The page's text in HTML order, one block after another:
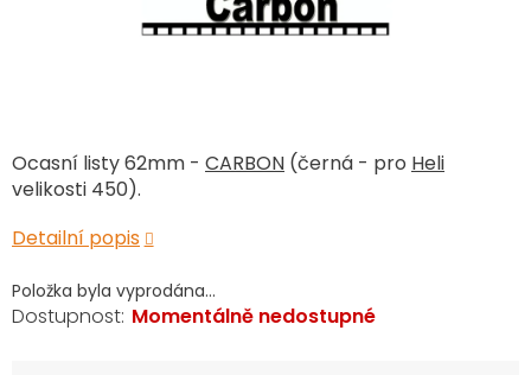
Položka byla vyprodána…
Ocasní listy 62mm - CARBON (černá - pro Heli
velikosti 450).
Detailní popis
Momentálně nedostupné